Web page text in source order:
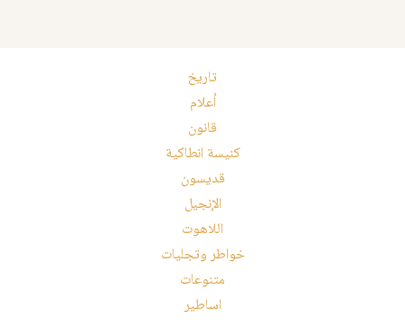
تاريخ
أعلام
قانون
كنيسة انطاكية
قديسون
الإنجيل
اللاهوت
خواطر وتجليات
متنوعات
اساطير